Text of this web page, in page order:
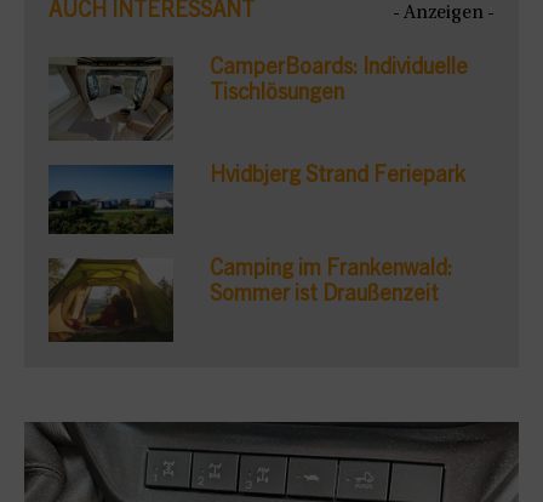
AUCH INTERESSANT - Anzeigen -
CamperBoards: Individuelle
Tischlösungen
Hvidbjerg Strand Feriepark
Camping im Frankenwald:
Sommer ist Draußenzeit